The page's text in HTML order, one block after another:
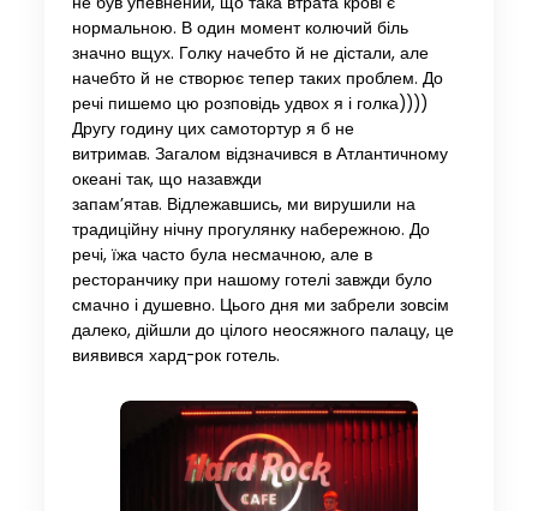
нормальною. В один момент колючий біль
значно вщух. Голку начебто й не дістали, але
начебто й не створює тепер таких проблем. До
речі пишемо цю розповідь удвох я і голка))))
Другу годину цих самотортур я б не
витримав. Загалом відзначився в Атлантичному
океані так, що назавжди
запам’ятав. Відлежавшись, ми вирушили на
традиційну нічну прогулянку набережною. До
речі, їжа часто була несмачною, але в
ресторанчику при нашому готелі завжди було
смачно і душевно. Цього дня ми забрели зовсім
далеко, дійшли до цілого неосяжного палацу, це
виявився хард-рок готель.